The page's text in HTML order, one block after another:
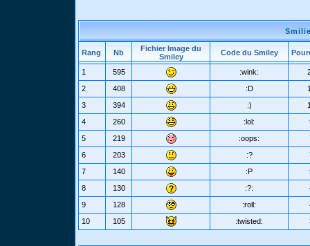
Rang Nb
Fichier Image du
Smiley
Code du Smiley
1 595 :wink:
2
408 :D
3
394 :)
4
260 :lol:
5
219 :oops:
6
203 :?
7
140 :P
8
130 :?:
9
128 :roll:
10
105 :twisted: